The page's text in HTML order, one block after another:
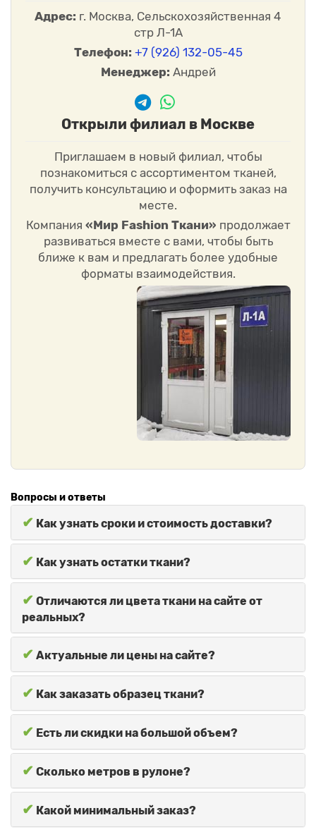
Адрес: г. Москва, Сельскохозяйственная 4
стр Л-1А
Телефон: +7 (926) 132-05-45
Менеджер: Андрей
Открыли филиал в Москве
Приглашаем в новый филиал, чтобы
познакомиться с ассортиментом тканей,
получить консультацию и оформить заказ на
месте.
Компания «Мир Fashion Ткани» продолжает
развиваться вместе с вами, чтобы быть
ближе к вам и предлагать более удобные
форматы взаимодействия.
Вопросы и ответы
✔ Как узнать сроки и стоимость доставки?
✔ Как узнать остатки ткани?
✔ Отличаются ли цвета ткани на сайте от
реальных?
✔ Актуальные ли цены на сайте?
✔ Как заказать образец ткани?
✔ Есть ли скидки на большой объем?
✔ Сколько метров в рулоне?
✔ Какой минимальный заказ?